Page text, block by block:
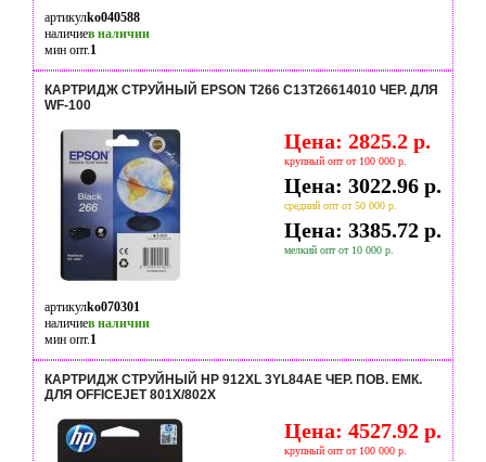
артикулko040588
наличиев наличии
мин опт.1
КАРТРИДЖ СТРУЙНЫЙ EPSON T266 C13T26614010 ЧЕР. ДЛЯ
WF-100
Цена: 2825.2 р.
крупный опт от 100 000 р.
Цена: 3022.96 р.
средний опт от 50 000 р.
Цена: 3385.72 р.
мелкий опт от 10 000 р.
артикулko070301
наличиев наличии
мин опт.1
КАРТРИДЖ СТРУЙНЫЙ HP 912XL 3YL84AE ЧЕР. ПОВ. ЕМК.
ДЛЯ OFFICEJET 801X/802X
Цена: 4527.92 р.
крупный опт от 100 000 р.